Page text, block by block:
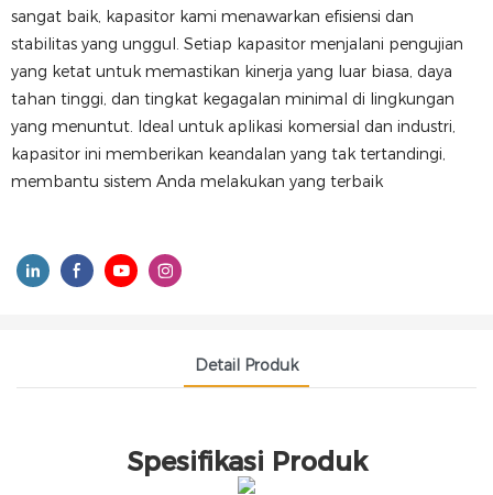
sangat baik, kapasitor kami menawarkan efisiensi dan
stabilitas yang unggul. Setiap kapasitor menjalani pengujian
yang ketat untuk memastikan kinerja yang luar biasa, daya
tahan tinggi, dan tingkat kegagalan minimal di lingkungan
yang menuntut. Ideal untuk aplikasi komersial dan industri,
kapasitor ini memberikan keandalan yang tak tertandingi,
membantu sistem Anda melakukan yang terbaik
Detail Produk
Spesifikasi Produk